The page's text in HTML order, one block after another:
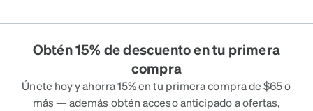
Obtén 15% de descuento en tu primera
compra
Únete hoy y ahorra 15% en tu primera compra de $65 o
más — además obtén acceso anticipado a ofertas,